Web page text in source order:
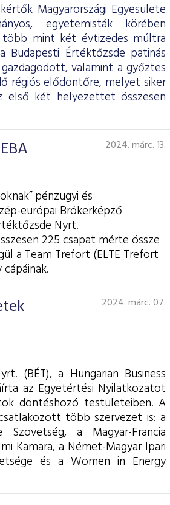
Magyarországi Egyesülete
egyetemisták körében
több mint két évtizedes múltra
Értéktőzsde patinás
valamint a győztes
régiós elődöntőre, melyet siker
első két helyezettet összesen
2024. márc. 13.
pénzügyi és
európai Brókerképző
Nyrt.
225 csapat mérte össze
a Team Trefort (ELTE Trefort
2024. márc. 07.
(BÉT), a Hungarian Business
az Egyetértési Nyilatkozatot
döntéshozó testületeiben. A
több szervezet is: a
a Magyar-Francia
Kamara, a Német-Magyar Ipari
és a Women in Energy